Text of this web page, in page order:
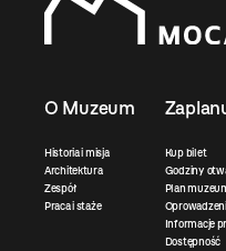
O Muzeum
Historia i misja
Architektura
Zespół
Praca i staże
Kup bilet
Godziny
Plan
Informacje
Dostępność